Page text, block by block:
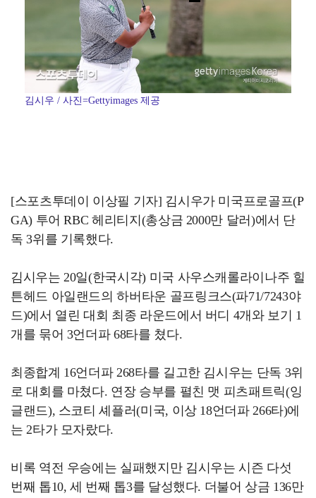
김시우 / 사진=Gettyimages 제공
[스포츠투데이 이상필 기자] 김시우가 미국프로골프(P
GA) 투어 RBC 헤리티지(총상금 2000만 달러)에서 단
독 3위를 기록했다.
김시우는 20일(한국시각) 미국 사우스캐롤라이나주 힐
튼헤드 아일랜드의 하버타운 골프링크스(파71/7243야
드)에서 열린 대회 최종 라운드에서 버디 4개와 보기 1
개를 묶어 3언더파 68타를 쳤다.
최종합계 16언더파 268타를 길고한 김시우는 단독 3위
로 대회를 마쳤다. 연장 승부를 펼친 맷 피츠패트릭(잉
글랜드), 스코티 셰플러(미국, 이상 18언더파 266타)에
는 2타가 모자랐다.
비록 역전 우승에는 실패했지만 김시우는 시즌 다섯
번째 톱10, 세 번째 톱3를 달성했다. 더불어 상금 136만